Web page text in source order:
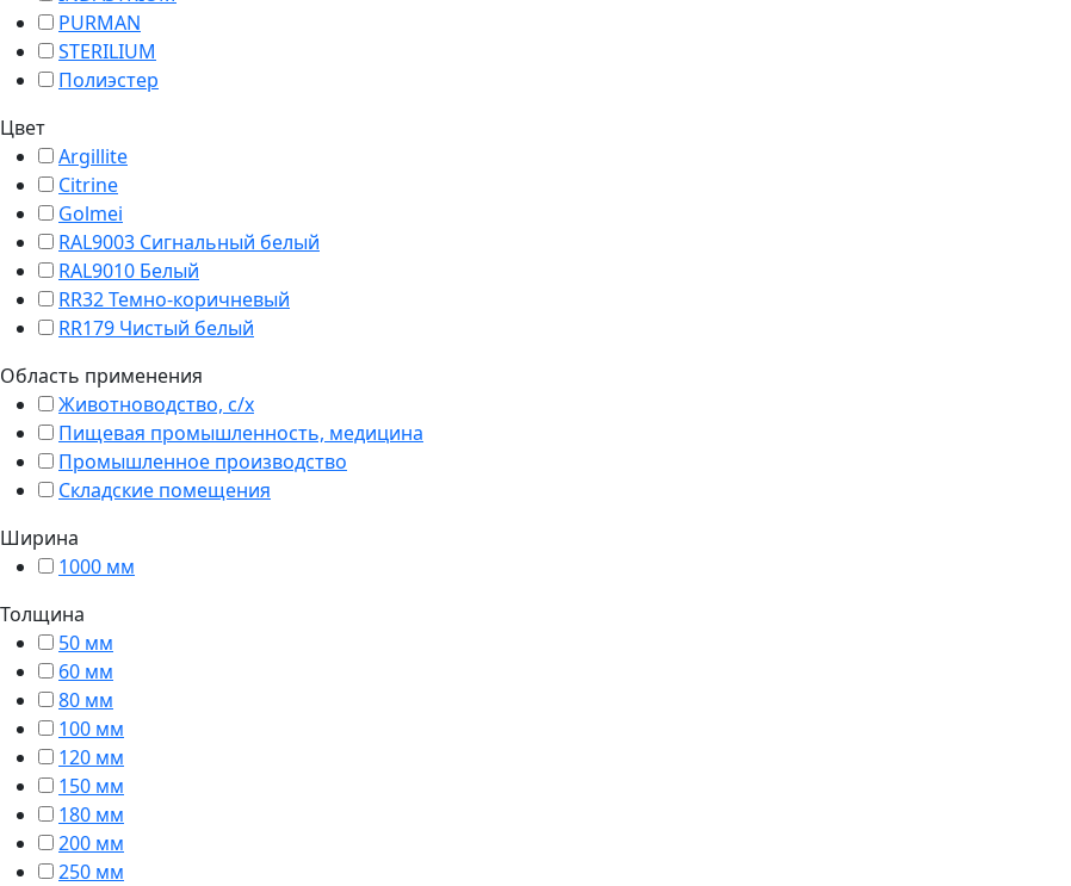
PURMAN
STERILIUM
Полиэстер
Цвет
Argillite
Citrine
Golmei
RAL9003 Сигнальный белый
RAL9010 Белый
RR32 Темно-коричневый
RR179 Чистый белый
Область применения
Животноводство, с/х
Пищевая промышленность, медицина
Промышленное производство
Складские помещения
Ширина
1000 мм
Толщина
50 мм
60 мм
80 мм
100 мм
120 мм
150 мм
180 мм
200 мм
250 мм